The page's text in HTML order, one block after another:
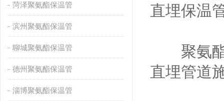
菏泽聚氨酯保温管
滨州聚氨酯保温管
聊城聚氨酯保温管
德州聚氨酯保温管
淄博聚氨酯保温管
直埋保温
聚氨酯
直埋管道